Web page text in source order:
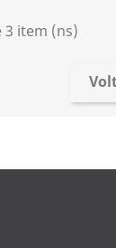
3 item (ns)